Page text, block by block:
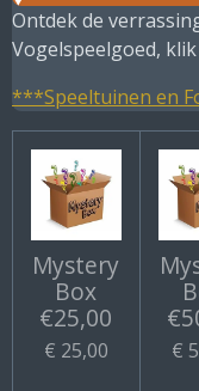
Ontdek de
Vogelspeelgoed,
***Speeltuinen en
Mystery
Box
€25,00
€ 25,00 €